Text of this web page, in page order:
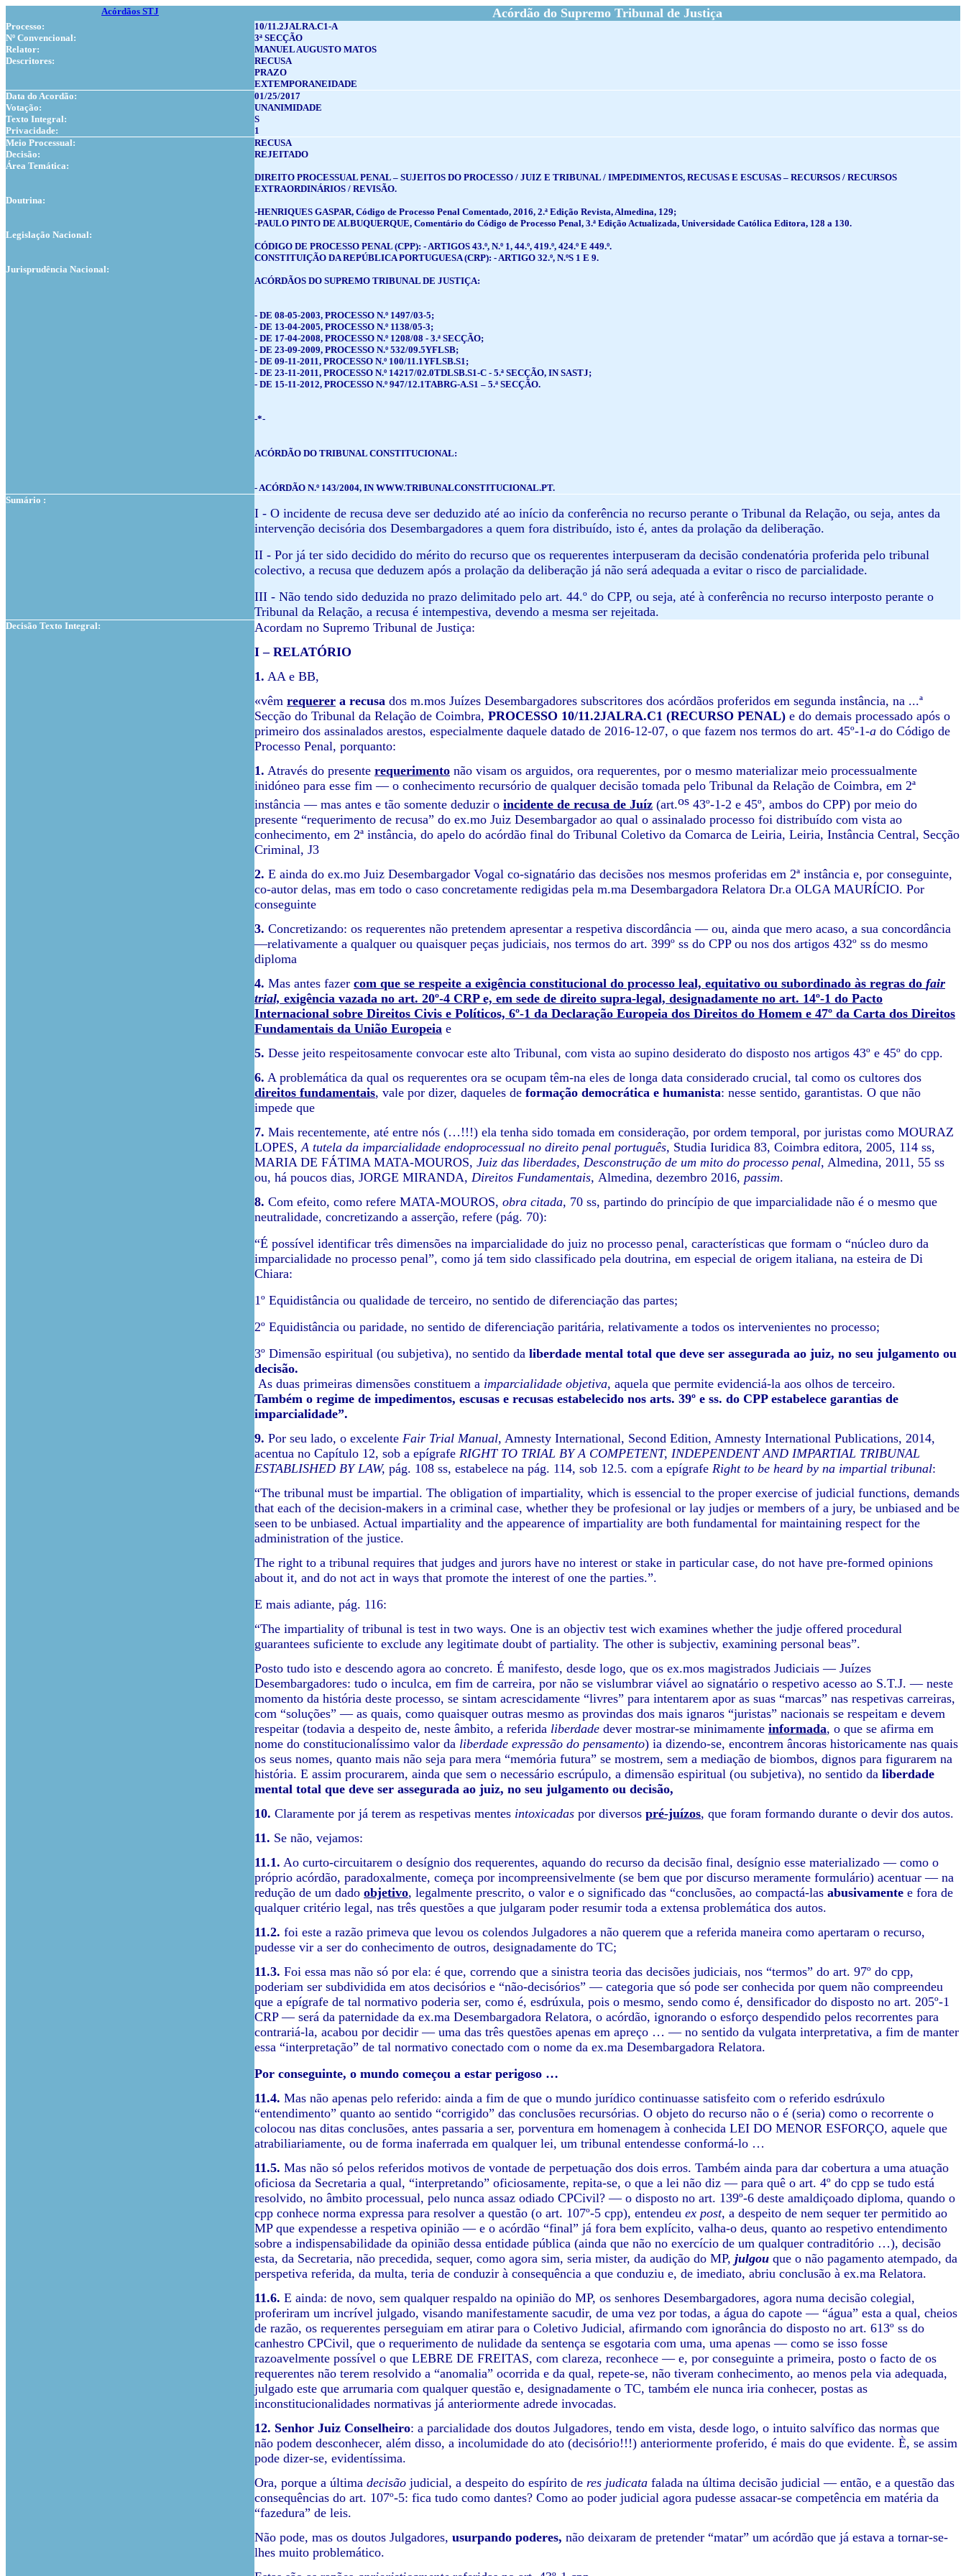
Acórdãos STJ Acórdão do Supremo Tribunal de Justiça
Processo:
10/11.2JALRA.C1-A
Nº Convencional:
3ª SECÇÃO
Relator:
MANUEL AUGUSTO MATOS
Descritores:
RECUSA
PRAZO
EXTEMPORANEIDADE
Data do Acordão:
01/25/2017
Votação:
UNANIMIDADE
Texto Integral:
S
Privacidade:
1
Meio Processual:
RECUSA
Decisão:
REJEITADO
Área Temática:
DIREITO PROCESSUAL PENAL – SUJEITOS DO PROCESSO / JUIZ E TRIBUNAL / IMPEDIMENTOS, RECUSAS E ESCUSAS – RECURSOS / RECURSOS
EXTRAORDINÁRIOS / REVISÃO.
Doutrina:
-HENRIQUES GASPAR, Código de Processo Penal Comentado, 2016, 2.ª Edição Revista, Almedina, 129;
-PAULO PINTO DE ALBUQUERQUE, Comentário do Código de Processo Penal, 3.ª Edição Actualizada, Universidade Católica Editora, 128 a 130.
Legislação Nacional:
CÓDIGO DE PROCESSO PENAL (CPP): - ARTIGOS 43.º, N.º 1, 44.º, 419.º, 424.º E 449.º.
CONSTITUIÇÃO DA REPÚBLICA PORTUGUESA (CRP): - ARTIGO 32.º, N.ºS 1 E 9.
Jurisprudência Nacional:
ACÓRDÃOS DO SUPREMO TRIBUNAL DE JUSTIÇA:
- DE 08-05-2003, PROCESSO N.º 1497/03-5;
- DE 13-04-2005, PROCESSO N.º 1138/05-3;
- DE 17-04-2008, PROCESSO N.º 1208/08 - 3.ª SECÇÃO;
- DE 23-09-2009, PROCESSO N.º 532/09.5YFLSB;
- DE 09-11-2011, PROCESSO N.º 100/11.1YFLSB.S1;
- DE 23-11-2011, PROCESSO N.º 14217/02.0TDLSB.S1-C - 5.ª SECÇÃO, IN SASTJ;
- DE 15-11-2012, PROCESSO N.º 947/12.1TABRG-A.S1 – 5.ª SECÇÃO.
-*-
ACÓRDÃO DO TRIBUNAL CONSTITUCIONAL:
- ACÓRDÃO N.º 143/2004, IN WWW.TRIBUNALCONSTITUCIONAL.PT.
Sumário :
I - O incidente de recusa deve ser deduzido até ao início da conferência no recurso perante o Tribunal da Relação, ou seja, antes da
intervenção decisória dos Desembargadores a quem fora distribuído, isto é, antes da prolação da deliberação.
II - Por já ter sido decidido do mérito do recurso que os requerentes interpuseram da decisão condenatória proferida pelo tribunal
colectivo, a recusa que deduzem após a prolação da deliberação já não será adequada a evitar o risco de parcialidade.
III - Não tendo sido deduzida no prazo delimitado pelo art. 44.º do CPP, ou seja, até à conferência no recurso interposto perante o
Tribunal da Relação, a recusa é intempestiva, devendo a mesma ser rejeitada.
Decisão Texto Integral:
Acordam no Supremo Tribunal de Justiça:
I – RELATÓRIO
1. AA e BB,
«vêm requerer a recusa dos m.mos Juízes Desembargadores subscritores dos acórdãos proferidos em segunda instância, na ...ª
Secção do Tribunal da Relação de Coimbra, PROCESSO 10/11.2JALRA.C1 (RECURSO PENAL) e do demais processado após o
primeiro dos assinalados arestos, especialmente daquele datado de 2016-12-07, o que fazem nos termos do art. 45º-1-a do Código de
Processo Penal, porquanto:
1. Através do presente requerimento não visam os arguidos, ora requerentes, por o mesmo materializar meio processualmente
inidóneo para esse fim — o conhecimento recursório de qualquer decisão tomada pelo Tribunal da Relação de Coimbra, em 2ª
instância — mas antes e tão somente deduzir o incidente de recusa de Juíz (art.os 43º-1-2 e 45º, ambos do CPP) por meio do
presente “requerimento de recusa” do ex.mo Juiz Desembargador ao qual o assinalado processo foi distribuído com vista ao
conhecimento, em 2ª instância, do apelo do acórdão final do Tribunal Coletivo da Comarca de Leiria, Leiria, Instância Central, Secção
Criminal, J3
2. E ainda do ex.mo Juiz Desembargador Vogal co-signatário das decisões nos mesmos proferidas em 2ª instância e, por conseguinte,
co-autor delas, mas em todo o caso concretamente redigidas pela m.ma Desembargadora Relatora Dr.a OLGA MAURÍCIO. Por
conseguinte
3. Concretizando: os requerentes não pretendem apresentar a respetiva discordância — ou, ainda que mero acaso, a sua concordância
—relativamente a qualquer ou quaisquer peças judiciais, nos termos do art. 399º ss do CPP ou nos dos artigos 432º ss do mesmo
diploma
4. Mas antes fazer com que se respeite a exigência constitucional do processo leal, equitativo ou subordinado às regras do fair
trial, exigência vazada no art. 20º-4 CRP e, em sede de direito supra-legal, designadamente no art. 14º-1 do Pacto
Internacional sobre Direitos Civis e Políticos, 6º-1 da Declaração Europeia dos Direitos do Homem e 47º da Carta dos Direitos
Fundamentais da União Europeia e
5. Desse jeito respeitosamente convocar este alto Tribunal, com vista ao supino desiderato do disposto nos artigos 43º e 45º do cpp.
6. A problemática da qual os requerentes ora se ocupam têm-na eles de longa data considerado crucial, tal como os cultores dos
direitos fundamentais, vale por dizer, daqueles de formação democrática e humanista: nesse sentido, garantistas. O que não
impede que
7. Mais recentemente, até entre nós (…!!!) ela tenha sido tomada em consideração, por ordem temporal, por juristas como MOURAZ
LOPES, A tutela da imparcialidade endoprocessual no direito penal português, Studia Iuridica 83, Coimbra editora, 2005, 114 ss,
MARIA DE FÁTIMA MATA-MOUROS, Juiz das liberdades, Desconstrução de um mito do processo penal, Almedina, 2011, 55 ss
ou, há poucos dias, JORGE MIRANDA, Direitos Fundamentais, Almedina, dezembro 2016, passim.
8. Com efeito, como refere MATA-MOUROS, obra citada, 70 ss, partindo do princípio de que imparcialidade não é o mesmo que
neutralidade, concretizando a asserção, refere (pág. 70):
“É possível identificar três dimensões na imparcialidade do juiz no processo penal, características que formam o “núcleo duro da
imparcialidade no processo penal”, como já tem sido classificado pela doutrina, em especial de origem italiana, na esteira de Di
Chiara:
1º Equidistância ou qualidade de terceiro, no sentido de diferenciação das partes;
2º Equidistância ou paridade, no sentido de diferenciação paritária, relativamente a todos os intervenientes no processo;
3º Dimensão espiritual (ou subjetiva), no sentido da liberdade mental total que deve ser assegurada ao juiz, no seu julgamento ou
decisão.
As duas primeiras dimensões constituem a imparcialidade objetiva, aquela que permite evidenciá-la aos olhos de terceiro.
Também o regime de impedimentos, escusas e recusas estabelecido nos arts. 39º e ss. do CPP estabelece garantias de
imparcialidade”.
9. Por seu lado, o excelente Fair Trial Manual, Amnesty International, Second Edition, Amnesty International Publications, 2014,
acentua no Capítulo 12, sob a epígrafe RIGHT TO TRIAL BY A COMPETENT, INDEPENDENT AND IMPARTIAL TRIBUNAL
ESTABLISHED BY LAW, pág. 108 ss, estabelece na pág. 114, sob 12.5. com a epígrafe Right to be heard by na impartial tribunal:
“The tribunal must be impartial. The obligation of impartiality, which is essencial to the proper exercise of judicial functions, demands
that each of the decision-makers in a criminal case, whether they be profesional or lay judjes or members of a jury, be unbiased and be
seen to be unbiased. Actual impartiality and the appearence of impartiality are both fundamental for maintaining respect for the
administration of the justice.
The right to a tribunal requires that judges and jurors have no interest or stake in particular case, do not have pre-formed opinions
about it, and do not act in ways that promote the interest of one the parties.”.
E mais adiante, pág. 116:
“The impartiality of tribunal is test in two ways. One is an objectiv test wich examines whether the judje offered procedural
guarantees suficiente to exclude any legitimate doubt of partiality. The other is subjectiv, examining personal beas”.
Posto tudo isto e descendo agora ao concreto. É manifesto, desde logo, que os ex.mos magistrados Judiciais — Juízes
Desembargadores: tudo o inculca, em fim de carreira, por não se vislumbrar viável ao signatário o respetivo acesso ao S.T.J. — neste
momento da história deste processo, se sintam acrescidamente “livres” para intentarem apor as suas “marcas” nas respetivas carreiras,
com “soluções” — as quais, como quaisquer outras mesmo as provindas dos mais ignaros “juristas” nacionais se respeitam e devem
respeitar (todavia a despeito de, neste âmbito, a referida liberdade dever mostrar-se minimamente informada, o que se afirma em
nome do constitucionalíssimo valor da liberdade expressão do pensamento) ia dizendo-se, encontrem âncoras historicamente nas quais
os seus nomes, quanto mais não seja para mera “memória futura” se mostrem, sem a mediação de biombos, dignos para figurarem na
história. E assim procurarem, ainda que sem o necessário escrúpulo, a dimensão espiritual (ou subjetiva), no sentido da liberdade
mental total que deve ser assegurada ao juiz, no seu julgamento ou decisão,
10. Claramente por já terem as respetivas mentes intoxicadas por diversos pré-juízos, que foram formando durante o devir dos autos.
11. Se não, vejamos:
11.1. Ao curto-circuitarem o desígnio dos requerentes, aquando do recurso da decisão final, desígnio esse materializado — como o
próprio acórdão, paradoxalmente, começa por incompreensivelmente (se bem que por discurso meramente formulário) acentuar — na
redução de um dado objetivo, legalmente prescrito, o valor e o significado das “conclusões, ao compactá-las abusivamente e fora de
qualquer critério legal, nas três questões a que julgaram poder resumir toda a extensa problemática dos autos.
11.2. foi este a razão primeva que levou os colendos Julgadores a não querem que a referida maneira como apertaram o recurso,
pudesse vir a ser do conhecimento de outros, designadamente do TC;
11.3. Foi essa mas não só por ela: é que, correndo que a sinistra teoria das decisões judiciais, nos “termos” do art. 97º do cpp,
poderiam ser subdividida em atos decisórios e “não-decisórios” — categoria que só pode ser conhecida por quem não compreendeu
que a epígrafe de tal normativo poderia ser, como é, esdrúxula, pois o mesmo, sendo como é, densificador do disposto no art. 205º-1
CRP — será da paternidade da ex.ma Desembargadora Relatora, o acórdão, ignorando o esforço despendido pelos recorrentes para
contrariá-la, acabou por decidir — uma das três questões apenas em apreço … — no sentido da vulgata interpretativa, a fim de manter
essa “interpretação” de tal normativo conectado com o nome da ex.ma Desembargadora Relatora.
Por conseguinte, o mundo começou a estar perigoso …
11.4. Mas não apenas pelo referido: ainda a fim de que o mundo jurídico continuasse satisfeito com o referido esdrúxulo
“entendimento” quanto ao sentido “corrigido” das conclusões recursórias. O objeto do recurso não o é (seria) como o recorrente o
colocou nas ditas conclusões, antes passaria a ser, porventura em homenagem à conhecida LEI DO MENOR ESFORÇO, aquele que
atrabiliariamente, ou de forma inaferrada em qualquer lei, um tribunal entendesse conformá-lo …
11.5. Mas não só pelos referidos motivos de vontade de perpetuação dos dois erros. Também ainda para dar cobertura a uma atuação
oficiosa da Secretaria a qual, “interpretando” oficiosamente, repita-se, o que a lei não diz — para quê o art. 4º do cpp se tudo está
resolvido, no âmbito processual, pelo nunca assaz odiado CPCivil? — o disposto no art. 139º-6 deste amaldiçoado diploma, quando o
cpp conhece norma expressa para resolver a questão (o art. 107º-5 cpp), entendeu ex post, a despeito de nem sequer ter permitido ao
MP que expendesse a respetiva opinião — e o acórdão “final” já fora bem explícito, valha-o deus, quanto ao respetivo entendimento
sobre a indispensabilidade da opinião dessa entidade pública (ainda que não no exercício de um qualquer contraditório …), decisão
esta, da Secretaria, não precedida, sequer, como agora sim, seria mister, da audição do MP, julgou que o não pagamento atempado, da
perspetiva referida, da multa, teria de conduzir à consequência a que conduziu e, de imediato, abriu conclusão à ex.ma Relatora.
11.6. E ainda: de novo, sem qualquer respaldo na opinião do MP, os senhores Desembargadores, agora numa decisão colegial,
proferiram um incrível julgado, visando manifestamente sacudir, de uma vez por todas, a água do capote — “água” esta a qual, cheios
de razão, os requerentes perseguiam em atirar para o Coletivo Judicial, afirmando com ignorância do disposto no art. 613º ss do
canhestro CPCivil, que o requerimento de nulidade da sentença se esgotaria com uma, uma apenas — como se isso fosse
razoavelmente possível o que LEBRE DE FREITAS, com clareza, reconhece — e, por conseguinte a primeira, posto o facto de os
requerentes não terem resolvido a “anomalia” ocorrida e da qual, repete-se, não tiveram conhecimento, ao menos pela via adequada,
julgado este que arrumaria com qualquer questão e, designadamente o TC, também ele nunca iria conhecer, postas as
inconstitucionalidades normativas já anteriormente adrede invocadas.
12. Senhor Juiz Conselheiro: a parcialidade dos doutos Julgadores, tendo em vista, desde logo, o intuito salvífico das normas que
não podem desconhecer, além disso, a incolumidade do ato (decisório!!!) anteriormente proferido, é mais do que evidente. È, se assim
pode dizer-se, evidentíssima.
Ora, porque a última decisão judicial, a despeito do espírito de res judicata falada na última decisão judicial — então, e a questão das
consequências do art. 107º-5: fica tudo como dantes? Como ao poder judicial agora pudesse assacar-se competência em matéria da
“fazedura” de leis.
Não pode, mas os doutos Julgadores, usurpando poderes, não deixaram de pretender “matar” um acórdão que já estava a tornar-se-
lhes muito problemático.